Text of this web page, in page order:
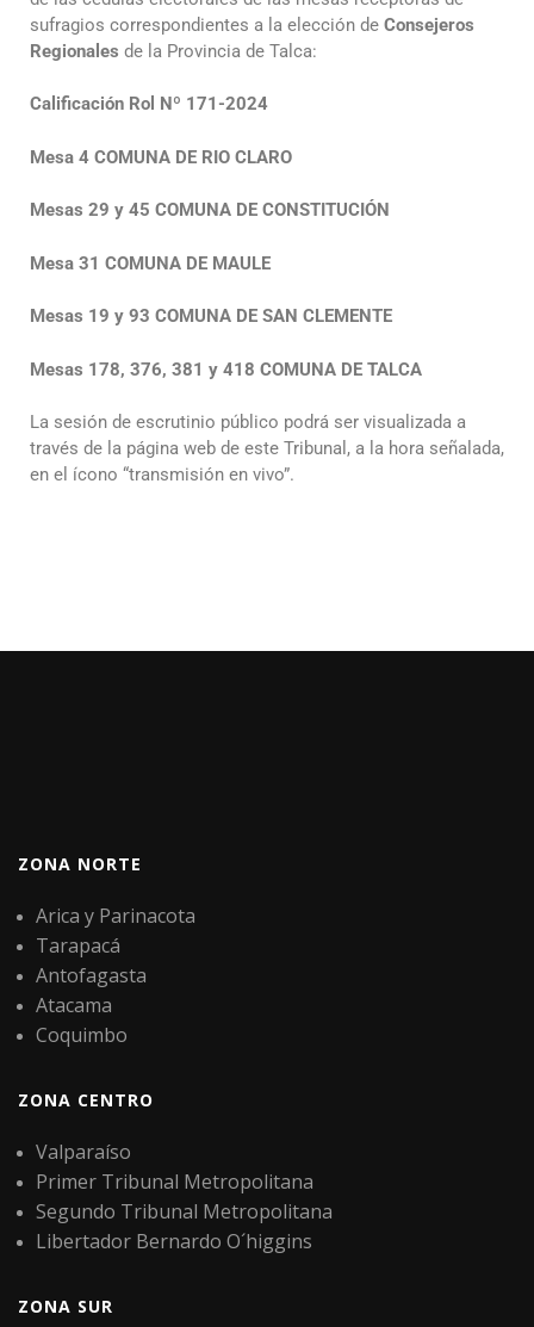
sufragios correspondientes a la elección de Consejeros
Regionales de la Provincia de Talca:
Calificación Rol Nº 171-2024
Mesa 4 COMUNA DE RIO CLARO
Mesas 29 y 45 COMUNA DE CONSTITUCIÓN
Mesa 31 COMUNA DE MAULE
Mesas 19 y 93 COMUNA DE SAN CLEMENTE
Mesas 178, 376, 381 y 418 COMUNA DE TALCA
La sesión de escrutinio público podrá ser visualizada a
través de la página web de este Tribunal, a la hora señalada,
en el ícono “transmisión en vivo”.
ZONA NORTE
Arica y Parinacota
Tarapacá
Antofagasta
Atacama
Coquimbo
ZONA CENTRO
Valparaíso
Primer Tribunal Metropolitana
Segundo Tribunal Metropolitana
Libertador Bernardo O´higgins
ZONA SUR